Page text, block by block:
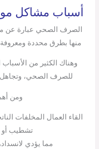
أسباب مشاكل
الصرف الصحي عبارة عن
منها بطرق محددة
وهناك الكثير من
للصرف الصحي، وتجاهل
ومن
القاء العمال المخلفات
تشطيب أو
مما يؤدي